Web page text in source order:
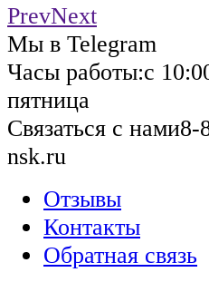
PrevNext
Мы в Telegram
Часы работы:с
пятница
Связаться с нами8-
nsk.ru
Отзывы
Контакты
Обратная связь